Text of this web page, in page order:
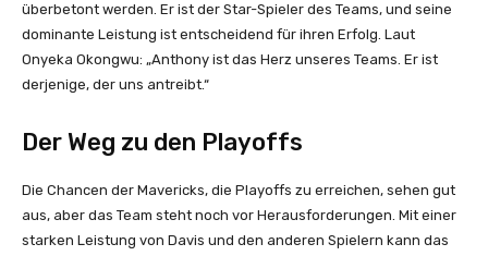
überbetont werden. Er ist der Star-Spieler des Teams, und seine
dominante Leistung ist entscheidend für ihren Erfolg. Laut
Onyeka Okongwu: „Anthony ist das Herz unseres Teams. Er ist
derjenige, der uns antreibt.“
Der Weg zu den Playoffs
Die Chancen der Mavericks, die Playoffs zu erreichen, sehen gut
aus, aber das Team steht noch vor Herausforderungen. Mit einer
starken Leistung von Davis und den anderen Spielern kann das